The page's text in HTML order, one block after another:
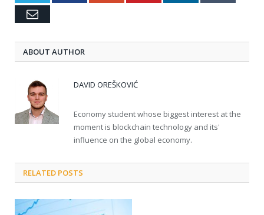
Email
ABOUT AUTHOR
DAVID OREŠKOVIĆ
Economy student whose biggest interest at the
moment is blockchain technology and its'
influence on the global economy.
RELATED POSTS